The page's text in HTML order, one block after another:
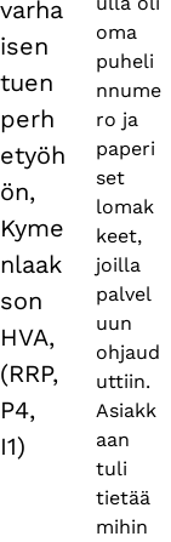
varha
isen
tuen
perh
etyöh
ön,
Kyme
nlaak
son
HVA,
(RRP,
P4,
I1)
oma
puheli
nnume
ro ja
paperi
set
lomak
keet,
joilla
palvel
uun
ohjaud
uttiin.
Asiakk
aan
tuli
tietää
mihin